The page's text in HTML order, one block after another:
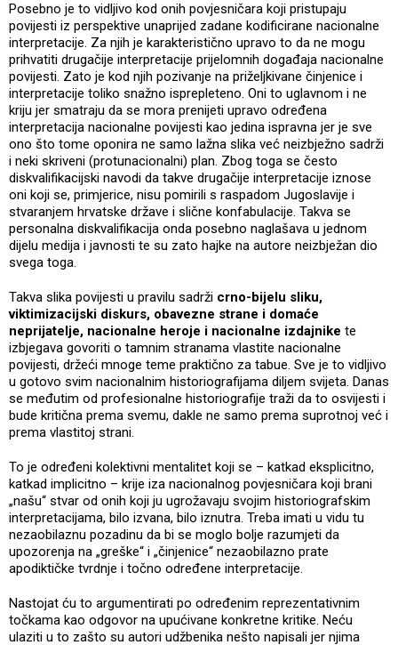
Posebno je to vidljivo kod onih povjesničara koji pristupaju
povijesti iz perspektive unaprijed zadane kodificirane nacionalne
interpretacije. Za njih je karakteristično upravo to da ne mogu
prihvatiti drugačije interpretacije prijelomnih događaja nacionalne
povijesti. Zato je kod njih pozivanje na priželjkivane činjenice i
interpretacije toliko snažno isprepleteno. Oni to uglavnom i ne
kriju jer smatraju da se mora prenijeti upravo određena
interpretacija nacionalne povijesti kao jedina ispravna jer je sve
ono što tome oponira ne samo lažna slika već neizbježno sadrži
i neki skriveni (protunacionalni) plan. Zbog toga se često
diskvalifikacijski navodi da takve drugačije interpretacije iznose
oni koji se, primjerice, nisu pomirili s raspadom Jugoslavije i
stvaranjem hrvatske države i slične konfabulacije. Takva se
personalna diskvalifikacija onda posebno naglašava u jednom
dijelu medija i javnosti te su zato hajke na autore neizbježan dio
svega toga.
Takva slika povijesti u pravilu sadrži crno-bijelu sliku,
viktimizacijski diskurs, obavezne strane i domaće
neprijatelje, nacionalne heroje i nacionalne izdajnike te
izbjegava govoriti o tamnim stranama vlastite nacionalne
povijesti, držeći mnoge teme praktično za tabue. Sve je to vidljivo
u gotovo svim nacionalnim historiografijama diljem svijeta. Danas
se međutim od profesionalne historiografije traži da to osvijesti i
bude kritična prema svemu, dakle ne samo prema suprotnoj već i
prema vlastitoj strani.
To je određeni kolektivni mentalitet koji se – katkad eksplicitno,
katkad implicitno – krije iza nacionalnog povjesničara koji brani
„našu“ stvar od onih koji ju ugrožavaju svojim historiografskim
interpretacijama, bilo izvana, bilo iznutra. Treba imati u vidu tu
nezaobilaznu pozadinu da bi se moglo bolje razumjeti da
upozorenja na „greške“ i „činjenice“ nezaobilazno prate
apodiktičke tvrdnje i točno određene interpretacije.
Nastojat ću to argumentirati po određenim reprezentativnim
točkama kao odgovor na upućivane konkretne kritike. Neću
ulaziti u to zašto su autori udžbenika nešto napisali jer njima